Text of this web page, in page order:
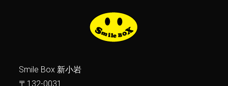
Smile Box 新小岩
〒132-0031